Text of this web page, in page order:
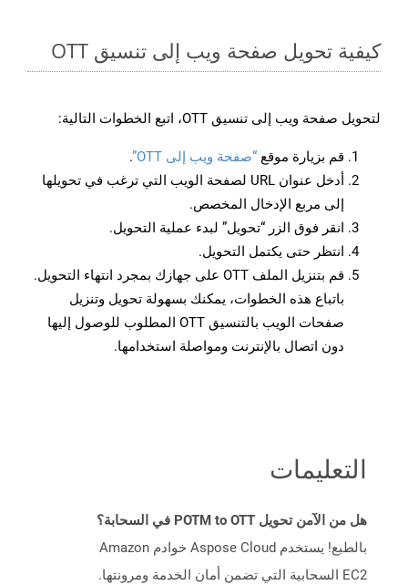
كيفية تحويل صفحة ويب إلى تنسيق OTT
لتحويل صفحة ويب إلى تنسيق OTT، اتبع الخطوات التالية:
قم بزيارة موقع “صفحة ويب إلى OTT”
.
أدخل عنوان URL لصفحة الويب التي ترغب في تحويلها
إلى مربع الإدخال المخصص.
انقر فوق الزر “تحويل” لبدء عملية التحويل.
انتظر حتى يكتمل التحويل.
قم بتنزيل الملف OTT على جهازك بمجرد انتهاء التحويل.
باتباع هذه الخطوات، يمكنك بسهولة تحويل وتنزيل
صفحات الويب بالتنسيق OTT المطلوب للوصول إليها
دون اتصال بالإنترنت ومواصلة استخدامها.
التعليمات
هل من الآمن تحويل POTM to OTT في السحابة؟
بالطبع! يستخدم Aspose Cloud خوادم Amazon
EC2 السحابية التي تضمن أمان الخدمة ومرونتها.